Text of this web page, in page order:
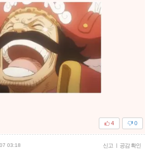
0
4
03:18 신고 | 공감 확인